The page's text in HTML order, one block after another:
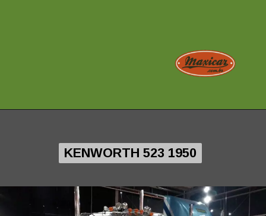
KENWORTH 523 1950
KENWORTH 523 1950